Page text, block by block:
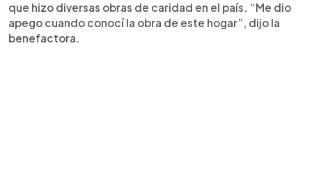
que hizo diversas obras de caridad en el país. “Me dio
apego cuando conocí la obra de este hogar”, dijo la
benefactora.